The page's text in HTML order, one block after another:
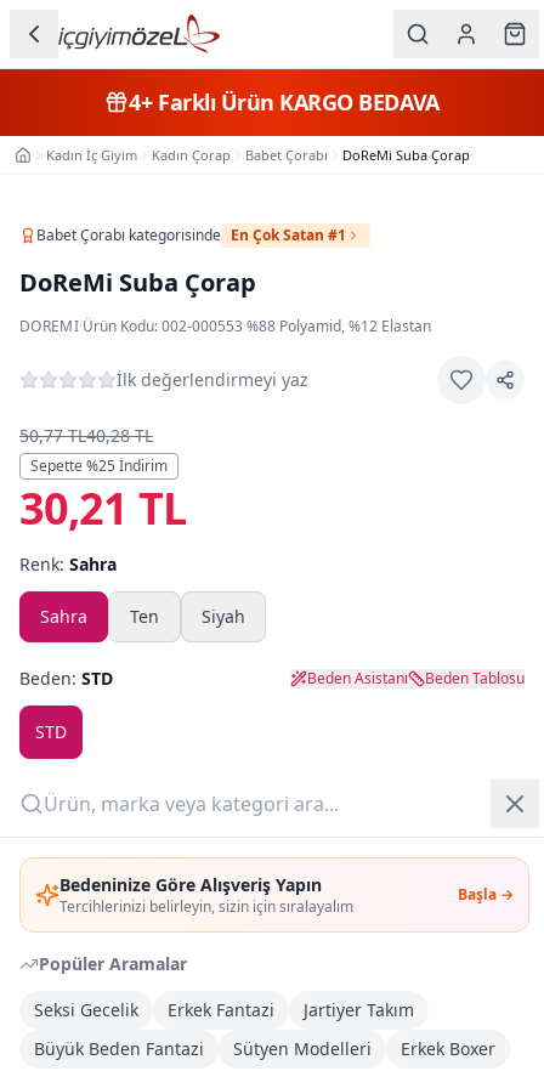
Bedeninize Göre Alışveriş Yapın
Tercihlerinizi belirleyin, sizin için sıralayalım
Başla →
Popüler Aramalar
Seksi Gecelik
Erkek Fantazi
Jartiyer Takım
Büyük Beden Fantazi
Sütyen Modelleri Erkek Boxer
Kategorileri
Erkek
Çocuk
Fantazi
Büyük
Markalar
Yazlık Pijama
Kampanyalar
Yeni Gelenler
OUTLET
Giriş Yap
Üye Ol
4+Farklı Ürün KARGO BEDAVA
Ana SayfaKadın İç Giyim Kadın Çorap Babet Çorabı DoReMi Suba Çorap
Babet Çorabı kategorisinde En Çok Satan #1
DoReMi Suba Çorap
DOREMI·Ürün Kodu:002-000553·%88 Polyamid, %12 Elastan
İlk değerlendirmeyi yaz
50,77 TL40,28 TL
Sepette %25 İndirim
30,21 TL
Renk: Sahra
Sahra Ten Siyah
Beden: STD Beden Asistanı Beden Tablosu
STD
Adet:
Sepete Ekle
Kargoya Teslim
Bayram tatili sonrasında kargolanacaktır